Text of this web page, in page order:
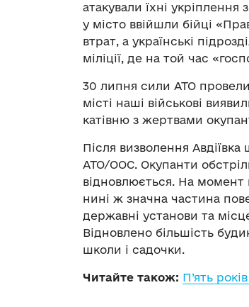
атакували їхні
у місто ввійшли бійці
втрат, а українські
міліції, де на той час
30 липня сили АТО
місті наші військові
катівню з жертвами
Після визволення
АТО/ООС. Окупанти
відновлюється. На момент
нині ж значна частина
державні установи та
Відновлено більшість
школи і садочки.
Читайте також: П’ять